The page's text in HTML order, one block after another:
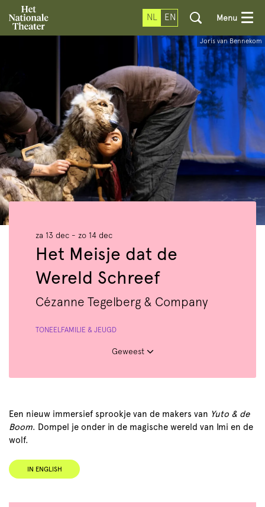
NL EN Menu
Joris van Bennekom
Het Meisje dat de
Wereld Schreef
Cézanne Tegelberg & Company
za 13 dec - zo 14 dec
TONEELFAMILIE & JEUGD
Geweest
Een nieuw immersief sprookje van de makers van Yuto & de
Boom. Dompel je onder in de magische wereld van Imi en de
wolf.
IN ENGLISH